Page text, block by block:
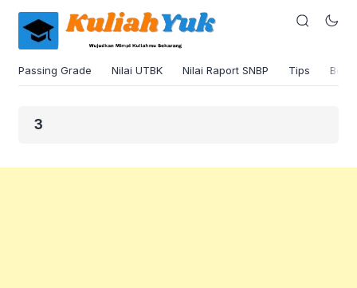
Passing Grade Nilai UTBK Nilai Raport SNBP Tips
3